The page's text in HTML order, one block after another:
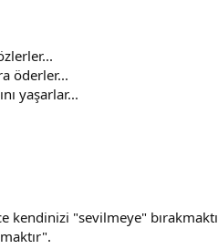
öderler...
yaşarlar...
kendinizi "sevilmeye"